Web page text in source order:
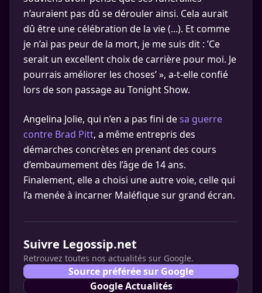
n’auraient pas dû se dérouler ainsi. Cela aurait
dû être une célébration de la vie (...). Et comme
je n’ai pas peur de la mort, je me suis dit : ’Ce
serait un excellent choix de carrière pour moi. Je
pourrais améliorer les choses’ », a-t-elle confié
lors de son passage au Tonight Show.
Angelina Jolie, qui n’en a pas fini desa guerre
contre Brad Pitt, a même entrepris des
démarches concrètes en prenant des cours
d’embaumement dès l’âge de 14 ans.
Finalement, elle a choisi une autre voie, celle qui
l’a menée à incarner Maléfique sur grand écran.
Suivre Legossip.net
Retrouvez toutes nos actualités sur Google.
Source préférée sur Google
Google Actualités